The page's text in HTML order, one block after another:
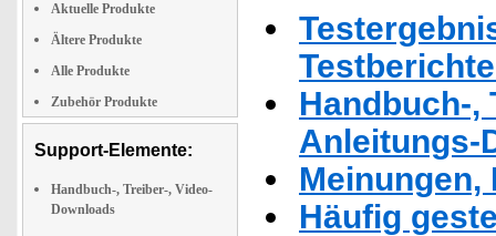
Aktuelle Produkte
Ältere Produkte
Alle Produkte
Zubehör Produkte
Support-Elemente:
Handbuch-, Treiber-, Video-
Downloads
Handbuch-,
Anleitungs-
Häufig